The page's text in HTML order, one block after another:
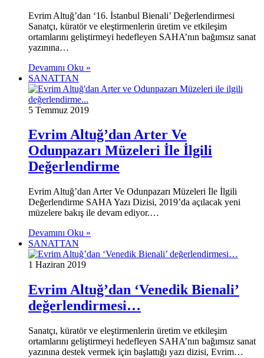
Evrim Altuğ’dan ‘16. İstanbul Bienali’ Değerlendirmesi
Sanatçı, küratör ve eleştirmenlerin üretim ve etkileşim
ortamlarını geliştirmeyi hedefleyen SAHA’nın bağımsız sanat
yazınına…
Devamını Oku »
SANATTAN
5 Temmuz 2019
Evrim Altuğ’dan Arter Ve
Odunpazarı Müzeleri İle İlgili
Değerlendirme
Evrim Altuğ’dan Arter Ve Odunpazarı Müzeleri İle İlgili
Değerlendirme SAHA Yazı Dizisi, 2019’da açılacak yeni
müzelere bakış ile devam ediyor.…
Devamını Oku »
SANATTAN
1 Haziran 2019
Evrim Altuğ’dan ‘Venedik Bienali’
değerlendirmesi…
Sanatçı, küratör ve eleştirmenlerin üretim ve etkileşim
ortamlarını geliştirmeyi hedefleyen SAHA’nın bağımsız sanat
yazınına destek vermek için başlattığı yazı dizisi, Evrim…